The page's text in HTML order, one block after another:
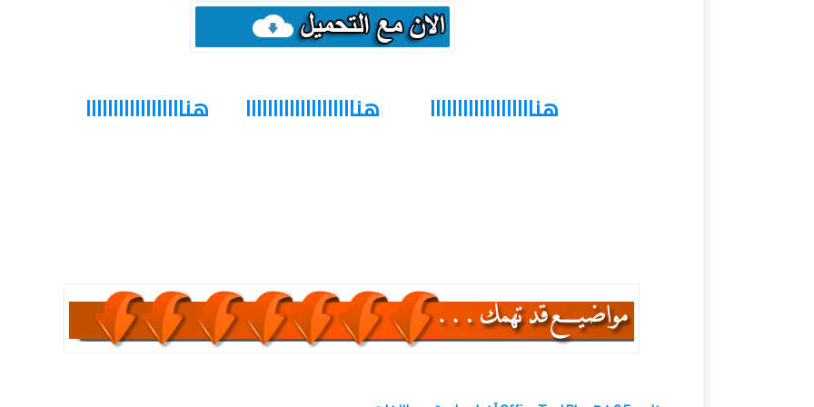
هنااااااااااااااااااا هناااااااااااااااااااا هناااااااااااااااااا